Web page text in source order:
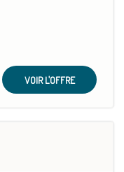
VOIR L'OFFRE